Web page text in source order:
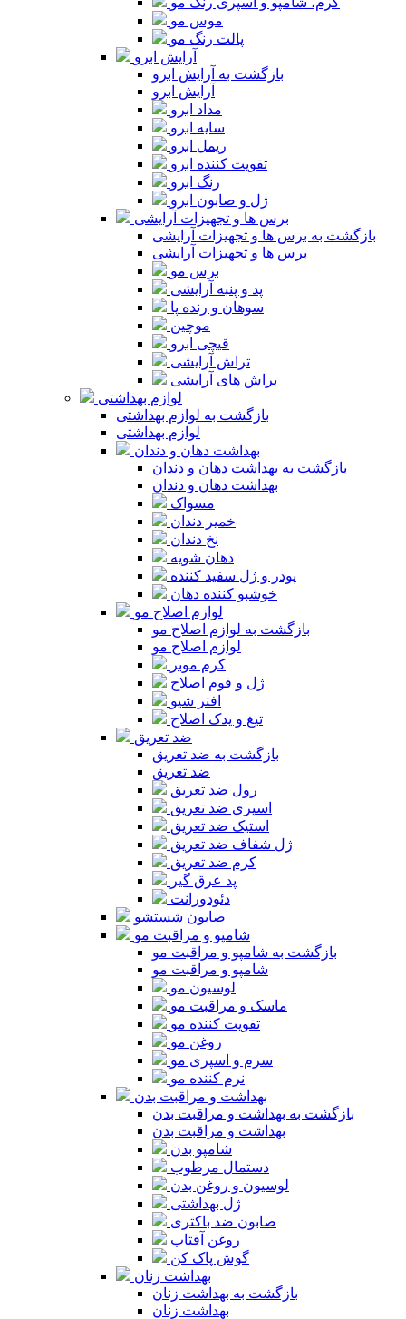
موس مو
پالت رنگ مو
آرایش ابرو
بازگشت به آرایش ابرو
آرایش ابرو
مداد ابرو
سایه ابرو
ریمل ابرو
تقویت کننده ابرو
رنگ ابرو
ژل و صابون ابرو
برس ها و تجهیزات آرایشی
بازگشت به برس ها و تجهیزات آرایشی
برس ها و تجهیزات آرایشی
برس مو
پد و پنبه آرایشی
سوهان و رنده پا
موچین
قیچی ابرو
تراش آرایشی
براش های آرایشی
لوازم بهداشتی
بازگشت به لوازم بهداشتی
لوازم بهداشتی
بهداشت دهان و دندان
بازگشت به بهداشت دهان و دندان
بهداشت دهان و دندان
مسواک
خمیر دندان
نخ دندان
دهان شویه
پودر و ژل سفید کننده
خوشبو کننده دهان
لوازم اصلاح مو
بازگشت به لوازم اصلاح مو
لوازم اصلاح مو
کرم موبر
ژل و فوم اصلاح
افتر شیو
تیغ و یدک اصلاح
ضد تعریق
بازگشت به ضد تعریق
ضد تعریق
رول ضد تعریق
اسپری ضد تعریق
استیک ضد تعریق
ژل شفاف ضد تعریق
کرم ضد تعریق
پد عرق گیر
دئودورانت
صابون شستشو
شامپو و مراقبت مو
بازگشت به شامپو و مراقبت مو
شامپو و مراقبت مو
لوسیون مو
ماسک و مراقبت مو
تقویت کننده مو
روغن مو
سرم و اسپری مو
نرم کننده مو
بهداشت و مراقبت بدن
بازگشت به بهداشت و مراقبت بدن
بهداشت و مراقبت بدن
شامپو بدن
دستمال مرطوب
لوسیون و روغن بدن
ژل بهداشتی
صابون ضد باکتری
روغن آفتاب
گوش پاک کن
بهداشت زنان
بازگشت به بهداشت زنان
بهداشت زنان